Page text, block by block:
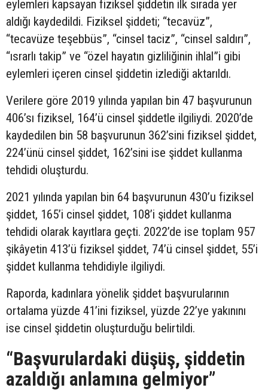
eylemleri kapsayan fiziksel şiddetin ilk sırada yer
aldığı kaydedildi. Fiziksel şiddeti; “tecavüz”,
“tecavüze teşebbüs”, “cinsel taciz”, “cinsel saldırı”,
“ısrarlı takip” ve “özel hayatın gizliliğinin ihlal”i gibi
eylemleri içeren cinsel şiddetin izlediği aktarıldı.
Verilere göre 2019 yılında yapılan bin 47 başvurunun
406’sı fiziksel, 164’ü cinsel şiddetle ilgiliydi. 2020’de
kaydedilen bin 58 başvurunun 362’sini fiziksel şiddet,
224’ünü cinsel şiddet, 162’sini ise şiddet kullanma
tehdidi oluşturdu.
2021 yılında yapılan bin 64 başvurunun 430’u fiziksel
şiddet, 165’i cinsel şiddet, 108’i şiddet kullanma
tehdidi olarak kayıtlara geçti. 2022’de ise toplam 957
şikâyetin 413’ü fiziksel şiddet, 74’ü cinsel şiddet, 55’i
şiddet kullanma tehdidiyle ilgiliydi.
Raporda, kadınlara yönelik şiddet başvurularının
ortalama yüzde 41’ini fiziksel, yüzde 22’ye yakınını
ise cinsel şiddetin oluşturduğu belirtildi.
“Başvurulardaki düşüş, şiddetin
azaldığı anlamına gelmiyor”